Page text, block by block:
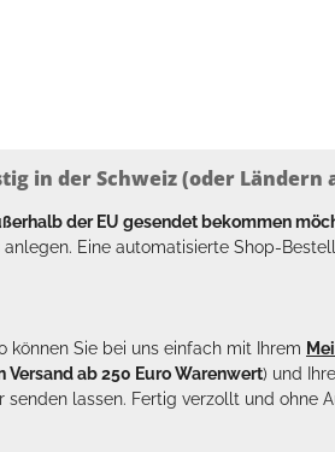
in der Schweiz (oder
der EU gesendet bekommen
anlegen. Eine automatisierte Shop-
können Sie bei uns einfach mit Ihrem
ab 250 Euro Warenwert) und
senden lassen. Fertig verzollt und ohne